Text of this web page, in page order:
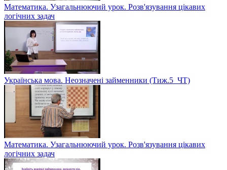
Математика. Узагальнюючий урок. Розв'язування цікавих
логічних задач
Українська мова. Неозначені займенники (Тиж.5_ЧТ)
Математика. Узагальнюючий урок. Розв'язування цікавих
логічних задач